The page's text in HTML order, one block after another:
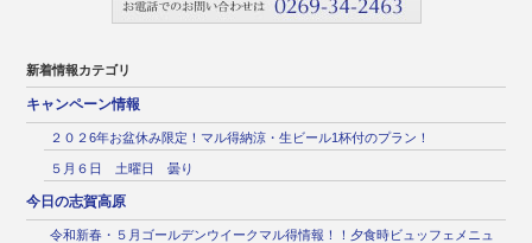
新着情報カテゴリ
キャンペーン情報
２０２6年お盆休み限定！マル得納涼・生ビール1杯付のプラン！
５月６日 土曜日 曇り
今日の志賀高原
令和新春・５月ゴールデンウイークマル得情報！！夕食時ビュッフェメニュ